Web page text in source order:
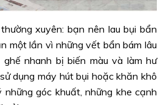
xuyên: bạn nên lau bụi bẩn
một lần vì những vết bẩn bám lâu
nhanh bị biến màu và làm hư
dụng máy hút bụi hoặc khăn khô
góc khuất, những khe cạnh